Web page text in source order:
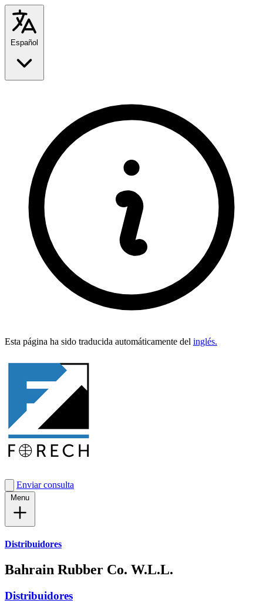
Esta pági­na ha sido tra­duci­da automáti­ca­mente del inglés.
Enviar consulta
Distribuidores
Bahrain Rubber Co. W.L.L.
Distribuidores